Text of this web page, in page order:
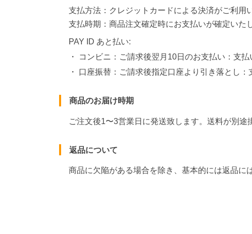
支払方法：クレジットカードによる決済がご利用
支払時期：商品注文確定時にお支払いが確定いた
PAY ID あと払い:
・ コンビニ：ご請求後翌月10日のお支払い：支払
・ 口座振替：ご請求後指定口座より引き落とし
商品のお届け時期
ご注文後1〜3営業日に発送致します。送料が別途
返品について
商品に欠陥がある場合を除き、基本的には返品に